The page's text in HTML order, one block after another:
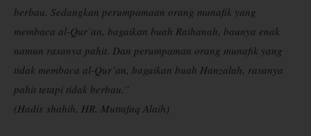
berbau. Sedangkan perumpamaan orang munafik yang
membaca al-Qur’an, bagaikan buah Raihanah, baunya enak
namun rasanya pahit. Dan perumpaman orang munafik yang
tidak membaca al-Qur’an, bagaikan buah Hanzalah, rasanya
pahit tetapi tidak berbau.”
(Hadis shahih, HR. Muttafaq Alaih)